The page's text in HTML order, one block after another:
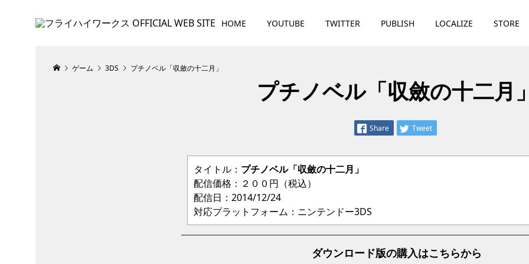
HOME YOUTUBE TWITTER PUBLISH LOCALIZE STORE
ゲーム 3DS プチノベル「収斂の十二月」
プチノベル「収斂の十二月」
Share Tweet
タイトル： プチノベル「収斂の十二月」
配信価格：２００円（税込）
配信日：2014/12/24
対応プラットフォーム：ニンテンドー3DS
ダウンロード版の購入はこちらから